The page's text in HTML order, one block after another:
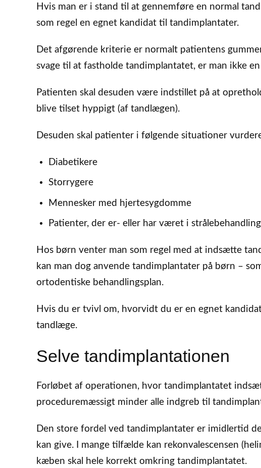
Hvis man er i stand til at gennemføre en normal
som regel en egnet kandidat til tandimplantater.
Det afgørende kriterie er normalt patientens
svage til at fastholde tandimplantatet, er man ikke
Patienten skal desuden være indstillet på at
blive tilset hyppigt (af tandlægen).
Desuden skal patienter i følgende situationer
Diabetikere
Storrygere
Mennesker med hjertesygdomme
Patienter, der er- eller har været i
Hos børn venter man som regel med at indsætte
kan man dog anvende tandimplantater på børn –
ortodentiske behandlingsplan.
Hvis du er tvivl om, hvorvidt du er en egnet
tandlæge.
Selve tandimplantationen
Forløbet af operationen, hvor tandimplantatet
proceduremæssigt minder alle indgreb til
Den store fordel ved tandimplantater er imidlertid
kan give. I mange tilfælde kan rekonvalescensen
kæben skal hele korrekt omkring tandimplantatet.